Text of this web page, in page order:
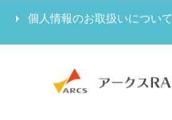
個人情報のお取扱いについて